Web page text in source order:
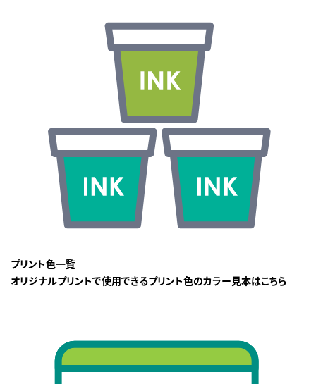
プリント色一覧
オリジナルプリントで使用できるプリント色のカラー見本はこちら